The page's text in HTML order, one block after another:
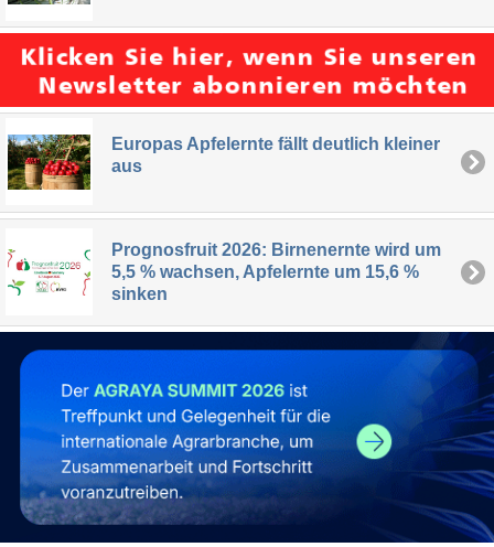
Europas Apfelernte fällt deutlich kleiner
aus
Prognosfruit 2026: Birnenernte wird um
5,5 % wachsen, Apfelernte um 15,6 %
sinken